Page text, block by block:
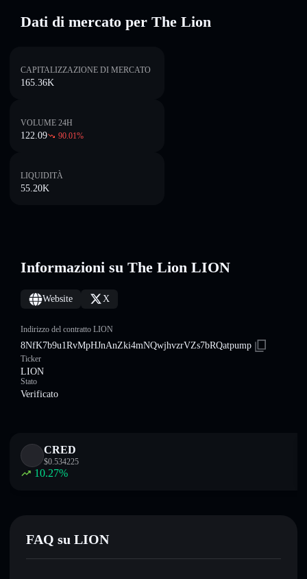
Dati di mercato per The Lion
CAPITALIZZAZIONE DI MERCATO
165.36K
VOLUME 24H
122.09 90.01%
LIQUIDITÀ
55.20K
Informazioni su The Lion LION
Website X
Indirizzo del contratto LION
8NfK7b9u1RvMpHJnAnZki4mNQwjhvzrVZs7bRQatpump
Ticker
LION
Stato
Verificato
CRED
$0.534225
10.27%
FAQ su LION